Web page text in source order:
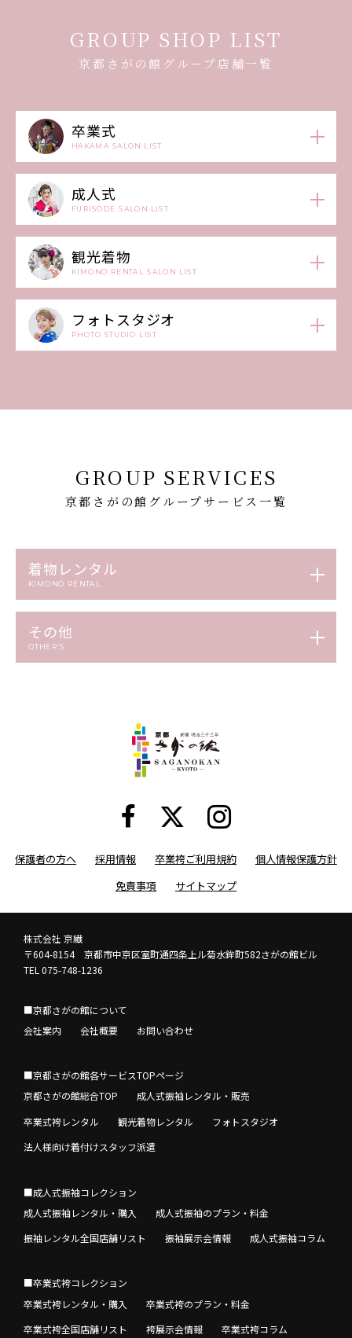
GROUP SHOP LIST
京都さがの館グループ店舗一覧
卒業式
HAKAMA SALON LIST
成人式
FURISODE SALON LIST
観光着物
KIMONO RENTAL SALON LIST
フォトスタジオ
PHOTO STUDIO LIST
GROUP SERVICES
京都さがの館グループサービス一覧
着物レンタル
KIMONO RENTAL
その他
OTHER’S
保護者の方へ 採用情報 卒業袴ご利用規約
個人情報保護方針
免責事項
サイトマップ
株式会社 京繊
〒604-8154 京都市中京区室町通四条上ル菊水鉾町582さがの館ビル
TEL 075-748-1236
■京都さがの館について
会社案内
会社概要 お問い合わせ
■京都さがの館各サービスTOPページ
京都さがの館総合TOP
成人式振袖レンタル・販売
卒業式袴レンタル
観光着物レンタル
フォトスタジオ
法人様向け着付けスタッフ派遣
■成人式振袖コレクション
成人式振袖レンタル・購入
成人式振袖のプラン・料金
振袖レンタル全国店舗リスト
振袖展示会情報 成人式振袖コラム
■卒業式袴コレクション
卒業式袴レンタル・購入
卒業式袴のプラン・料金
卒業式袴全国店舗リスト
袴展示会情報 卒業式袴コラム